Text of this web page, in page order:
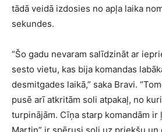
tādā veidā izdosies no apļa laika
sekundes.
“Šo gadu nevaram salīdzināt ar
sesto vietu, kas bija komandas
desmitgades laikā,” saka Bravi.
pusē arī atkritām soli atpakaļ, no
turpinājām. Cīņa starp komandām ir